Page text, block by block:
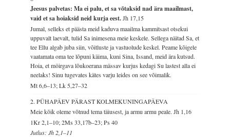
Jeesus palvetas: Ma ei palu, et sa võtaksid nad ära maailmast,
vaid et sa hoiaksid neid kurja eest.Jh 17,15
Jumal, selleks et päästa meid kaduva maailma kammitsast otsekui
uppuvalt laevalt, tulid Sa inimesena meie keskele. Sellega näitad Sa, et
tee Ellu algab juba siin, võitluste ja vastuolude keskel. Peame kõigele
vaatamata oma tee lõpuni käima, kuni Sina, Issand, meid ära kutsud.
Hoia, et möirgava lõukoerana mässav kurjus kedagi Su lastest alla ei
neelaks! Sinu tugevates kätes varju leides on see võimalik.
Mt 6,6–13; Lk 5,27–32
2. PÜHAPÄEV PÄRAST KOLMEKUNINGAPÄEVA
Meie kõik oleme võtnud tema täiusest, ja armu armu peale.Jh 1,16
1Kr 2,1–10; 2Ms 33,17b–23; Ps 40
Jutlus: Jh 2,1–11